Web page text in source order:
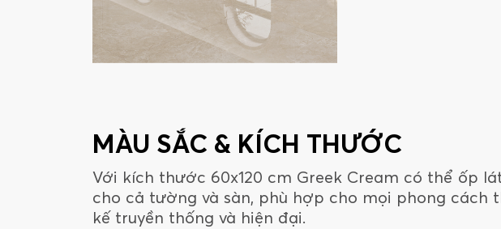
MÀU SẮC & KÍCH THƯỚC
Với kích thước 60x120 cm Greek Cream có thể ốp
cho cả tường và sàn, phù hợp cho mọi phong cách
kế truyền thống và hiện đại.